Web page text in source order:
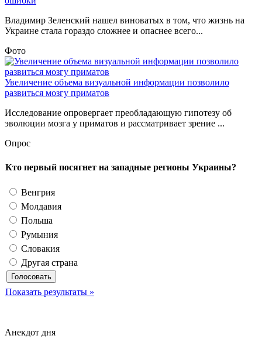
Владимир Зеленский нашел виноватых в том, что жизнь на
Украине стала гораздо сложнее и опаснее всего...
Фото
Увеличение объема визуальной информации позволило
развиться мозгу приматов
Исследование опровергает преобладающую гипотезу об
эволюции мозга у приматов и рассматривает зрение ...
Опрос
Кто первый посягнет на западные регионы Украины?
Венгрия
Молдавия
Польша
Румыния
Словакия
Другая страна
Показать результаты »
Анекдот дня